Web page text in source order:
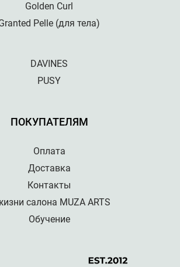
Golden Curl
Pelle (для тела)
DAVINES
PUSY
ПОКУПАТЕЛЯМ
Оплата
Доставка
Контакты
салона MUZA ARTS
Обучение